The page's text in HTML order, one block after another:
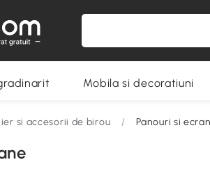
Mobila si decoratiuni
si accesorii de birou / Panouri si